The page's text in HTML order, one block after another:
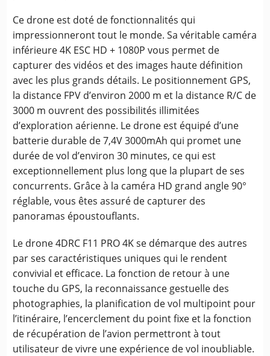
Ce drone est doté de fonctionnalités qui
impressionneront tout le monde. Sa véritable caméra
inférieure 4K ESC HD + 1080P vous permet de
capturer des vidéos et des images haute définition
avec les plus grands détails. Le positionnement GPS,
la distance FPV d’environ 2000 m et la distance R/C de
3000 m ouvrent des possibilités illimitées
d’exploration aérienne. Le drone est équipé d’une
batterie durable de 7,4V 3000mAh qui promet une
durée de vol d’environ 30 minutes, ce qui est
exceptionnellement plus long que la plupart de ses
concurrents. Grâce à la caméra HD grand angle 90°
réglable, vous êtes assuré de capturer des
panoramas époustouflants.
Le drone 4DRC F11 PRO 4K se démarque des autres
par ses caractéristiques uniques qui le rendent
convivial et efficace. La fonction de retour à une
touche du GPS, la reconnaissance gestuelle des
photographies, la planification de vol multipoint pour
l’itinéraire, l’encerclement du point fixe et la fonction
de récupération de l’avion permettront à tout
utilisateur de vivre une expérience de vol inoubliable.